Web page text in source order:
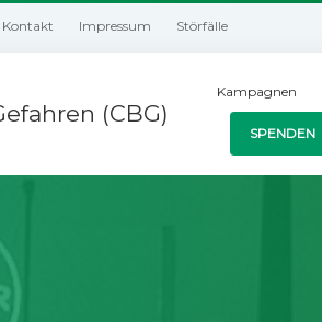
Kontakt Impressum Störfälle
(CBG)
Kampagnen
SPENDEN